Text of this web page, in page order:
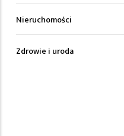
Nieruchomości
Zdrowie i uroda